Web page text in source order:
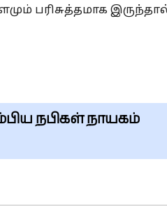
பரிசுத்தமாக
நபிகள் நாயகம்